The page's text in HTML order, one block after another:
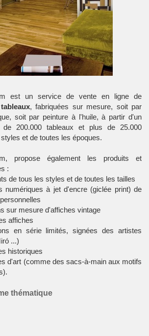
est un service de vente en ligne de
, fabriquées sur mesure, soit par
soit par peinture à l'huile, à partir d'un
de 200.000 tableaux et plus de 25.000
et de toutes les époques.
propose également les produits et
:
de tous les styles et de toutes les tailles
numériques à jet d'encre (giclée print) de
sur mesure d'affiches vintage
affiches
en série limités, signées des artistes
...)
historiques
d'art (comme des sacs-à-main aux motifs
thématique